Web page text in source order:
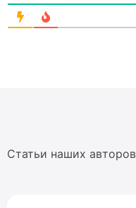
Статьи наших авторов